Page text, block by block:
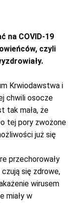
na COVID-19
czyli
Krwiodawstwa i
chwili osocze
tak mała, że
tej pory zwożone
już się
przechorowały
się zdrowe,
wirusem
miały w